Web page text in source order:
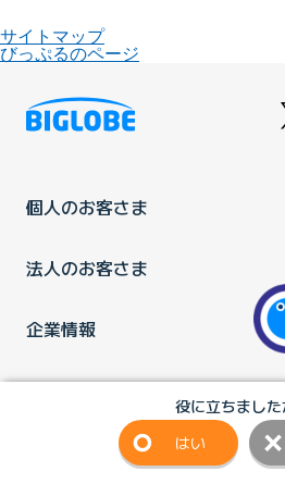
役に立ちました
はい
サイトマップ
びっぷるのページ
個人のお客さま
法人のお客さま
企業情報
ご利用中の方
消費税の表示 ウェブア
個人情報保護ポリシープライバシー